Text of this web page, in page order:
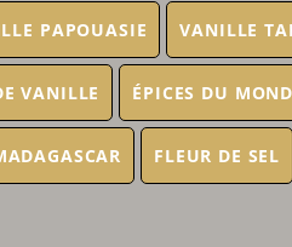
PAPOUASIE VANILLE
VANILLE ÉPICES DU
FLEUR DE SEL